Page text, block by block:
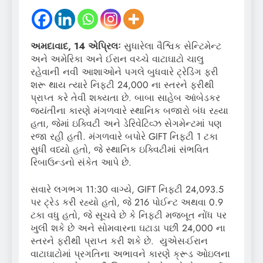
અમદાવાદ, 14 એપ્રિલઃ સુધારેલા વૈશ્વિક સેન્ટિમેન્ટ
અને અમેરિકા અને ઈરાન વચ્ચે વાટાઘાટો ચાલુ
રહેવાની નવી આશાઓને પગલે બુધવારે ટ્રેડિંગ ફરી
શરૂ થાય ત્યારે નિફ્ટી 24,000 ના સ્તરને ફરીથી
પ્રાપ્ત કરે તેવી શક્યતા છે. બાબા સાહેબ આંબેડકર
જયંતીના કારણે મંગળવારે સ્થાનિક બજારો બંધ રહ્યા
હતા, જેમાં ઇક્વિટી અને ડેરિવેટિવ્ઝ સેગમેન્ટમાં પણ
રજા રહી હતી. મંગળવારે બપોરે GIFT નિફ્ટી 1 ટકા
સુધી વધ્યો હતો, જે સ્થાનિક ઇક્વિટીમાં સંભવિત
રિબાઉન્ડનો સંકેત આપે છે.
સવારે લગભગ 11:30 વાગ્યે, GIFT નિફ્ટી 24,093.5
પર ટ્રેડ કરી રહ્યો હતો, જે 216 પોઈન્ટ અથવા 0.9
ટકા વધુ હતો, જે સૂચવે છે કે નિફ્ટી મજબૂત નોંધ પર
ખુલી શકે છે અને સોમવારના ઘટાડા પછી 24,000 ના
સ્તરને ફરીથી પ્રાપ્ત કરી શકે છે. યુએસ-ઈરાન
વાટાઘાટોમાં પ્રગતિના અભાવને કારણે ક્રૂડ ઓઇલના